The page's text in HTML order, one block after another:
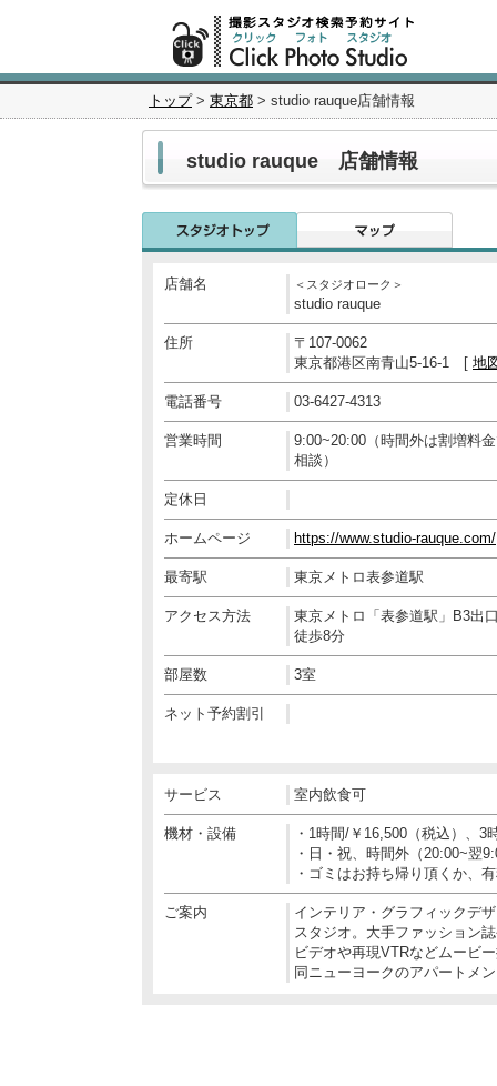
トップ> 東京都 > studio rauque店舗情報
studio rauque 店舗情報
店舗名 ＜スタジオローク＞
studio rauque
住所
〒107-0062
東京都港区南青山5-16-1 [ 地
電話番号 03-6427-4313
営業時間
9:00~20:00（時間外は割増料
相談）
定休日
ホームページ https://www.studio-rauque.com/
最寄駅 東京メトロ表参道駅
アクセス方法
東京メトロ「表参道駅」B3出
徒歩8分
部屋数 3室
ネット予約割引
サービス 室内飲食可
機材・設備
・1時間/￥16,500（税込）、3
・日・祝、時間外（20:00~翌
・ゴミはお持ち帰り頂くか、
ご案内
インテリア・グラフィックデ
スタジオ。大手ファッション
ビデオや再現VTRなどムービ
同ニューヨークのアパートメ